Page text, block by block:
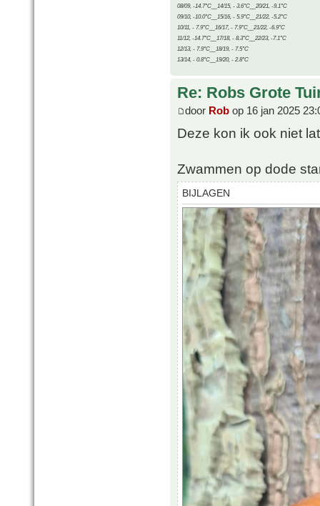
08/09, -14.7°C__14/15, - 3.6°C__20/21, -9.1°C
09/10, -10.0°C__15/16, - 5.9°C__21/22, -5.2°C
10/11, - 7.9°C__16/17, - 7.9°C__21/22, -6.9°C
11/12, -14.7°C__17/18, - 8.3°C__22/23, -7.1°C
12/13, - 7.9°C__18/19, - 7.5°C
13/14, - 0.8°C__19/20, - 2.8°C
Re: Robs Grote
door Rob op 16 jan 2025
Deze kon ik ook niet
Zwammen op dode
BIJLAGEN